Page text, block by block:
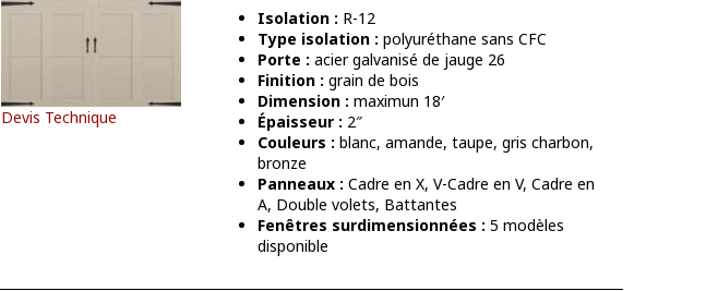
Devis Technique
Isolation : R-12
Type isolation : polyuréthane sans CFC
Porte : acier galvanisé de jauge 26
Finition : grain de bois
Dimension : maximun 18′
Épaisseur : 2″
Couleurs : blanc, amande, taupe, gris charbon,
bronze
Panneaux : Cadre en X, V-Cadre en V, Cadre en
A, Double volets, Battantes
Fenêtres surdimensionnées : 5 modèles
disponible